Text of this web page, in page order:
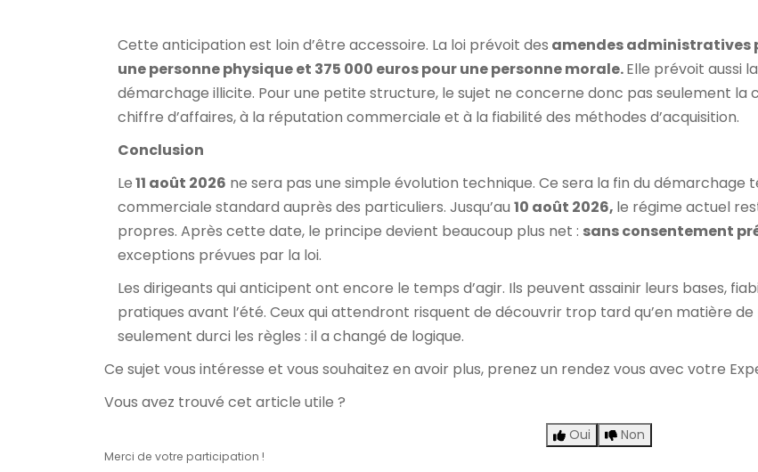
Cette anticipation est loin d’être accessoire. La loi prévoit des amendes administratives
une personne physique et 375 000 euros pour une personne morale.Elle prévoit aussi la
démarchage illicite. Pour une petite structure, le sujet ne concerne donc pas seulement la
chiffre d’affaires, à la réputation commerciale et à la fiabilité des méthodes d’acquisition.
Conclusion
Le11 août 2026 ne sera pas une simple évolution technique. Ce sera la fin du
commerciale standard auprès des particuliers. Jusqu’au 10 août 2026, le régime actuel
propres. Après cette date, le principe devient beaucoup plus net : sans consentement
exceptions prévues par la loi.
Les dirigeants qui anticipent ont encore le temps d’agir. Ils peuvent assainir leurs bases,
pratiques avant l’été. Ceux qui attendront risquent de découvrir trop tard qu’en matière
seulement durci les règles : il a changé de logique.
Ce sujet vous intéresse et vous souhaitez en avoir plus, prenez un rendez vous avec votre
Vous avez trouvé cet article utile ?
Oui Non
Merci de votre participation !